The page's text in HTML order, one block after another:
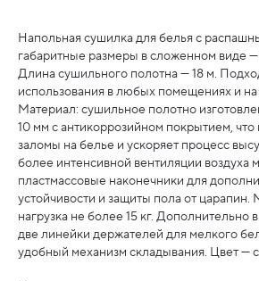
Напольная сушилка для белья с
габаритные размеры в сложенном виде
Длина сушильного полотна — 18 м.
использования в любых помещениях и на
Материал: сушильное полотно
10 мм с антикоррозийном покрытием,
заломы на белье и ускоряет процесс
более интенсивной вентиляции воздуха
пластмассовые наконечники для
устойчивости и защиты пола от царапин.
нагрузка не более 15 кг. Дополнительно
две линейки держателей для мелкого
удобный механизм складывания. Цвет —